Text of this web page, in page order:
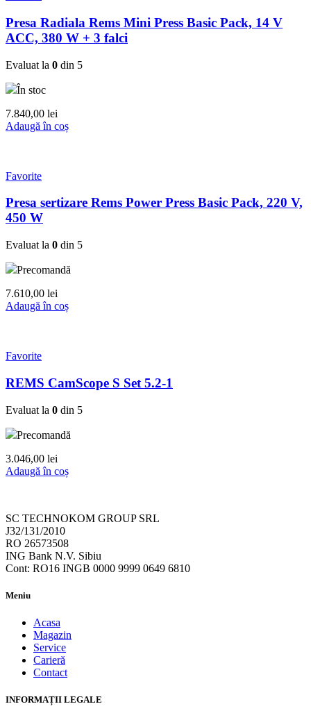
Presa Radiala Rems Mini Press Basic Pack, 14 V
ACC, 380 W + 3 falci
Evaluat la 0 din 5
În stoc
7.840,00 lei
Adaugă în coș
Favorite
Presa sertizare Rems Power Press Basic Pack, 220 V,
450 W
Evaluat la 0 din 5
Precomandă
7.610,00 lei
Adaugă în coș
Favorite
REMS CamScope S Set 5.2-1
Evaluat la 0 din 5
Precomandă
3.046,00 lei
Adaugă în coș
SC TECHNOKOM GROUP SRL
J32/131/2010
RO 26573508
ING Bank N.V. Sibiu
Cont: RO16 INGB 0000 9999 0649 6810
Meniu
Acasa
Magazin
Service
Carieră
Contact
INFORMAȚII LEGALE